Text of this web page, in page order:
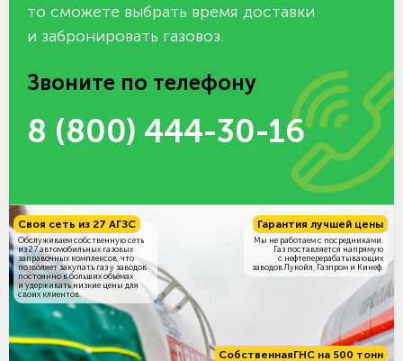
то сможете выбрать время доставки
и забронировать газовоз.
Звоните по телефону
8 (800) 444-30-16
СобственнаяГНС на 500 тонн
Своя сеть из 27 АГЗС
Обслуживаем собственную сеть
из 27 автомобильных газовых
заправочных комплексов, что
позволяет закупать газ у заводов
постоянно в больших объёмах
и удерживать низкие цены для
своих клиентов.
Гарантия лучшей цены
Мы не работаем с посредниками.
Газ поставляется напрямую
с нефтеперерабатывающих
заводов Лукойл, Газпром и Кинеф.